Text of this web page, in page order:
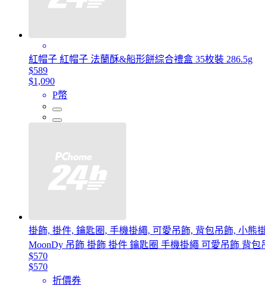
紅帽子 紅帽子 法蘭酥&船形餅綜合禮盒 35枚裝 286.5g
$589
$1,090
P幣
掛飾, 掛件, 鑰匙圈, 手機掛繩, 可愛吊飾, 背包吊飾, 小熊
MoonDy 吊飾 掛飾 掛件 鑰匙圈 手機掛繩 可愛吊飾 背
$570
$570
折價券